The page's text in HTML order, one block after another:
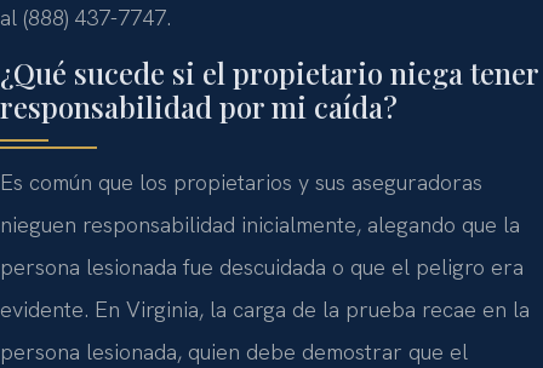
al (888) 437-7747.
¿Qué sucede si el propietario niega tener
responsabilidad por mi caída?
Es común que los propietarios y sus aseguradoras
nieguen responsabilidad inicialmente, alegando que la
persona lesionada fue descuidada o que el peligro era
evidente. En Virginia, la carga de la prueba recae en la
persona lesionada, quien debe demostrar que el